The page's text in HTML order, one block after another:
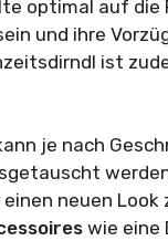
optimal auf die
und ihre
ist
je nach
neuen Look
wie eine